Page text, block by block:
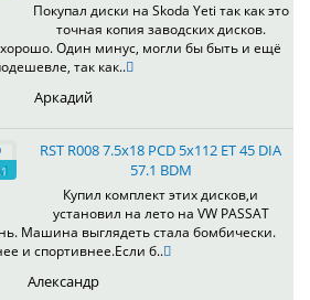
Покупал диски на Skoda Yeti так как это
точная копия заводских дисков.
Один минус, могли бы быть и ещё
так как..
Аркадий
RST R008 7.5x18 PCD 5x112 ET 45 DIA
57.1 BDM
Купил комплект этих дисков,и
установил на лето на VW PASSAT
Машина выглядеть стала бомбически.
и спортивнее.Если б..
Александр